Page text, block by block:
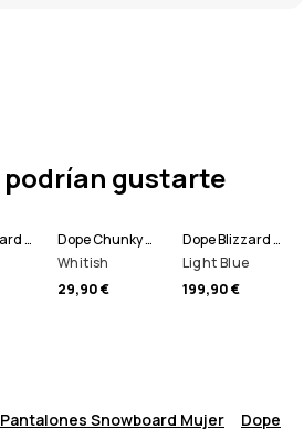
gustarte
Dope Blizzard W Chaqueta Snowboard Mujer
Dope Chunky Gorro
Whitish
29,90 €
Dope Blizzard W Full Zip Chaqueta Snowboard Mujer
Light Blue
199,90 €
Pantalones Snowboard Mujer Dope